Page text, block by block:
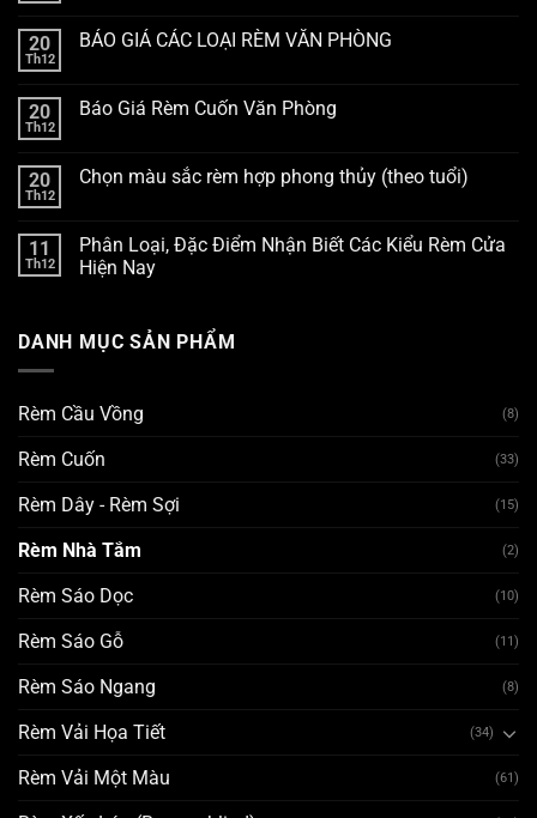
20
Th12
BÁO GIÁ CÁC LOẠI RÈM VĂN PHÒNG
20
Th12
Báo Giá Rèm Cuốn Văn Phòng
20
Th12
Chọn màu sắc rèm hợp phong thủy (theo tuổi)
11
Th12
Phân Loại, Đặc Điểm Nhận Biết Các Kiểu Rèm Cửa
Hiện Nay
DANH MỤC SẢN PHẨM
Rèm Cầu Vồng (8)
Rèm Cuốn (33)
Rèm Dây - Rèm Sợi (15)
Rèm Nhà Tắm (2)
Rèm Sáo Dọc (10)
Rèm Sáo Gỗ (11)
Rèm Sáo Ngang (8)
Rèm Vải Họa Tiết (34)
Rèm Vải Một Màu (61)